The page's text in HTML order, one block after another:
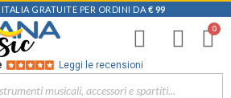
GRATUITE PER ORDINI DA € 99
Leggi le recensioni